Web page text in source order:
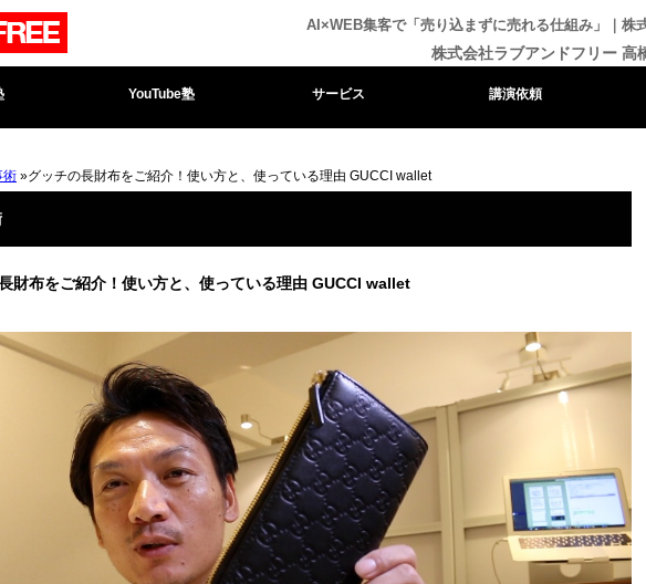
AI×WEB集客で「売り込まずに売れる仕組み」｜株
株式会社ラブアンドフリー 高
YouTube塾 サービス 講演依頼
術 »グッチの長財布をご紹介！使い方と、使っている理由 GUCCI wallet
財布をご紹介！使い方と、使っている理由 GUCCI wallet